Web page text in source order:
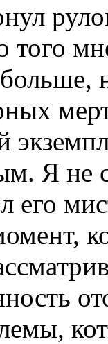
того
Я не
его